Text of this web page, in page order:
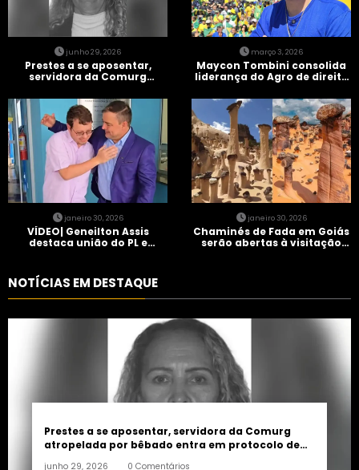
junho 29, 2026
Prestes a se aposentar,
servidora da Comurg
entra em protocolo de
morte encefálica
março 3, 2026
Maycon Tombini consolida
liderança do Agro de direita
Brasil” em Goiânia
janeiro 30, 2026
VÍDEO| Geneilton Assis
destaca união do PL e
janeiro 30, 2026
Chaminés de Fada em Goiás
serão abertas à visitação
NOTÍCIAS EM DESTAQUE
Prestes a se aposentar, servidora da Comurg
atropelada por bêbado entra em protocolo de
junho 29, 2026 0 Comentários